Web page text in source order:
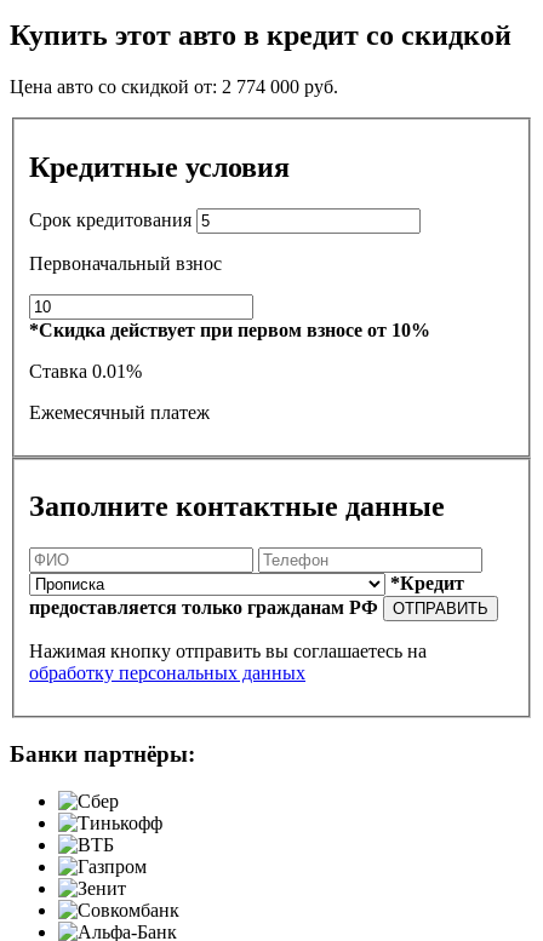
Купить этот авто в кредит со скидкой
Цена авто со скидкой от: 2 774 000 руб.
Кредитные условия
Срок кредитования
Первоначальный взнос
*Скидка действует при первом взносе от 10%
Ставка 0.01%
Ежемесячный платеж
Заполните контактные данные
*Кредит
предоставляется только гражданам РФ
ОТПРАВИТЬ
Нажимая кнопку отправить вы соглашаетесь на
обработку персональных данных
Банки партнёры: